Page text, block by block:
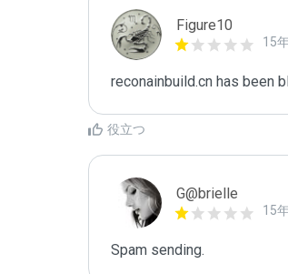
Figure10
15
reconainbuild.cn has been
役立つ
G@brielle
15
Spam sending.